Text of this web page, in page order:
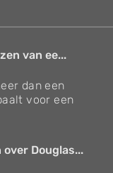
van ee...
dan een
voor een
Douglas...